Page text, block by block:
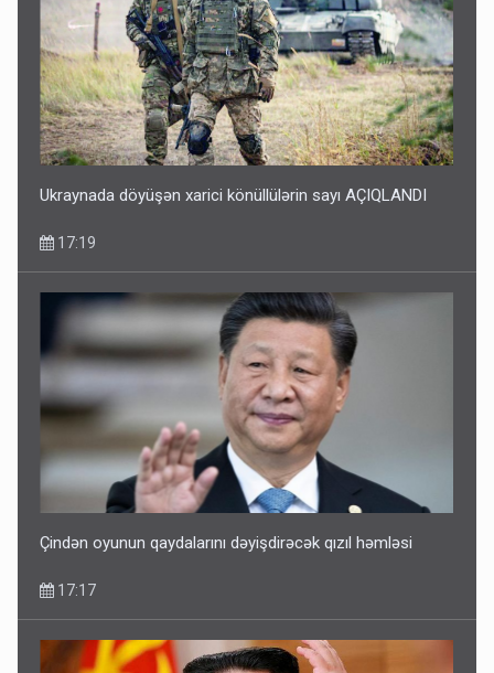
Ukraynada döyüşən xarici könüllülərin sayı AÇIQLANDI
17:19
Çindən oyunun qaydalarını dəyişdirəcək qızıl həmləsi
17:17